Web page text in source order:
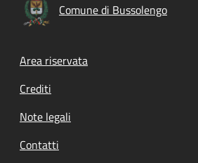
Comune di Bussolengo
Footer menu
Area riservata
Crediti
Note legali
Contatti